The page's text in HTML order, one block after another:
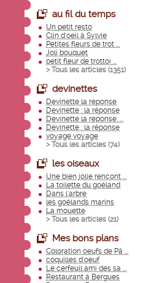
au fil du temps
Un petit resto
Clin d'oeil à Sylvie
Petites fleurs de trot ...
Joli bouquet
petit fleur de trottoi ...
> Tous les articles (1351)
devinettes
Devinette la réponse
Devinette : la réponse
Devinette la réponse. ...
Devinette : la réponse
voyage voyage
> Tous les articles (74)
les oiseaux
Une bien jolie rencont ...
La toilette du goéland
Dans l'arbre
les goélands marins
La mouette
> Tous les articles (21)
Mes bons plans
Coloration oeufs de Pâ ...
coquilles d'oeuf
Le cerfeuil ami des sa ...
Restaurant à Bergues